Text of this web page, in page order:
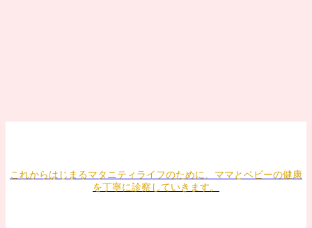
これからはじまるマタニティライフのために、ママとベビーの健康
を丁寧に診察していきます。